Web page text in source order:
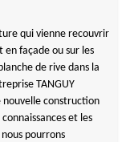
qui vienne recouvrir
façade ou sur les
de rive dans la
TANGUY
nouvelle construction
et les
pourrons